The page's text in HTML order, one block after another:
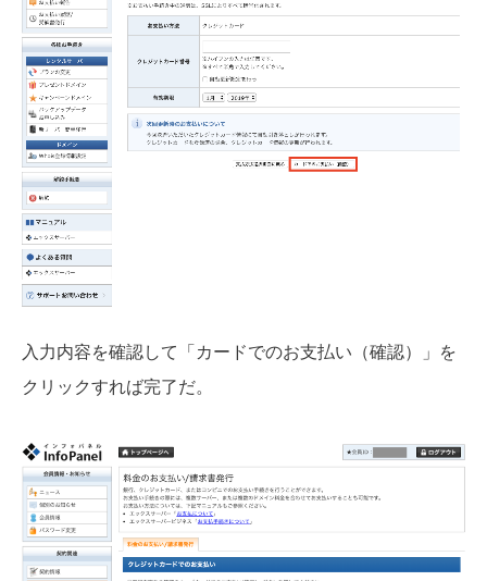
入力内容を確認して「カードでのお支払い（確認）」を
クリックすれば完了だ。